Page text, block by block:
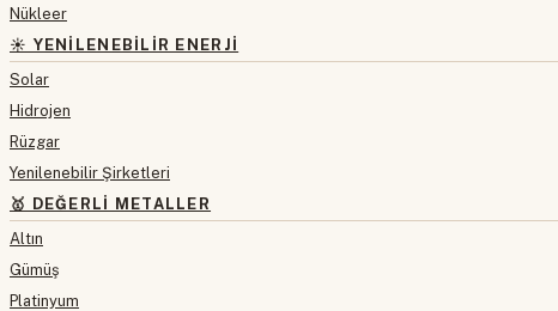
Nükleer
☀️ YENILENEBILIR ENERJI
Solar
Hidrojen
Rüzgar
Yenilenebilir Şirketleri
🥇 DEĞERLI METALLER
Altın
Gümüş
Platinyum